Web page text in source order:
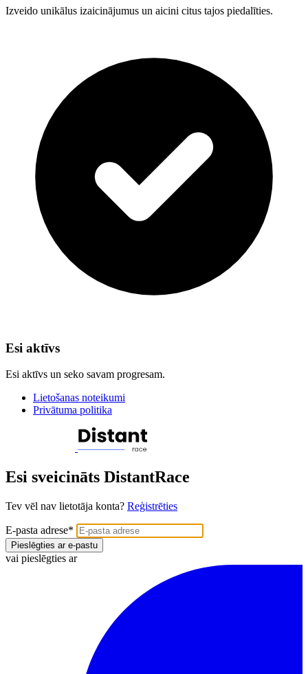
Izveido unikālus izaicinājumus un aicini citus tajos piedalīties.
Esi aktīvs
Esi aktīvs un seko savam progresam.
Lietošanas noteikumi
Privātuma politika
Esi sveicināts DistantRace
Tev vēl nav lietotāja konta? Reģistrēties
E-pasta adrese*
Pieslēgties ar e-pastu
vai pieslēgties ar